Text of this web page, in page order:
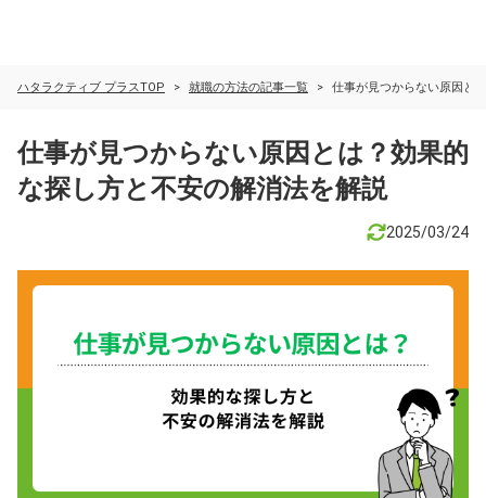
ハタラクティブ プラスTOP 就職の方法の記事一覧 仕事が見つからない原因と
仕事が見つからない原因とは？効果的
な探し方と不安の解消法を解説
2025/03/24